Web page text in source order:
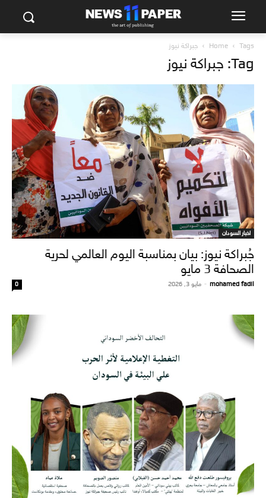
Home Tags جبراكة نيوز
Tag: جبراكة نيوز
اخبار السودان
جُبراكة نيوز: بيان بمناسبة اليوم العالمي لحرية
الصحافة 3 مايو
mohamed fadil
- مايو 3, 2026 0